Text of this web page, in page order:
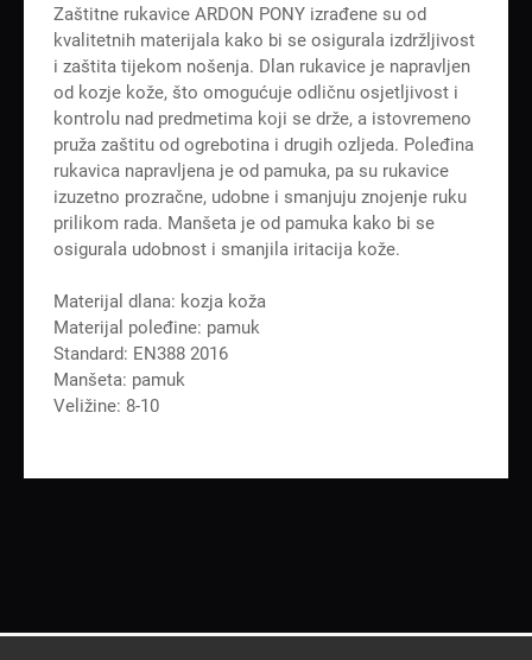
Zaštitne rukavice ARDON PONY izrađene su od
kvalitetnih materijala kako bi se osigurala izdržljivost
i zaštita tijekom nošenja. Dlan rukavice je napravljen
od kozje kože, što omogućuje odličnu osjetljivost i
kontrolu nad predmetima koji se drže, a istovremeno
pruža zaštitu od ogrebotina i drugih ozljeda. Poleđina
rukavica napravljena je od pamuka, pa su rukavice
izuzetno prozračne, udobne i smanjuju znojenje ruku
prilikom rada. Manšeta je od pamuka kako bi se
osigurala udobnost i smanjila iritacija kože.
Materijal dlana: kozja koža
Materijal poleđine: pamuk
Standard: EN388 2016
Manšeta: pamuk
Veližine: 8-10